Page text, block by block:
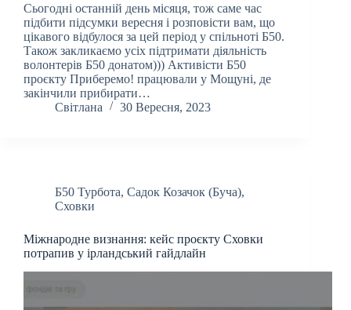
Сьогодні останній день місяця, тож саме час
підбити підсумки вересня і розповісти вам, що
цікавого відбулося за цей період у спільноті Б50.
Також закликаємо усіх підтримати діяльність
волонтерів Б50 донатом))) Активісти Б50
проєкту Приберемо! працювали у Мощуні, де
закінчили прибирати…
Світлана
30 Вересня, 2023
Б50 Турбота, Садок Козачок (Буча),
Сховки
Міжнародне визнання: кейс проєкту Сховки
потрапив у ірландський гайдлайн